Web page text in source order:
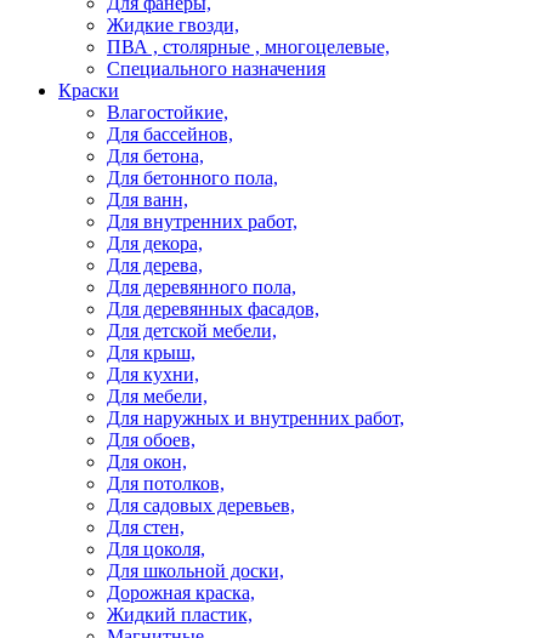
Жидкие гвозди,
ПВА , столярные , многоцелевые,
Специального назначения
Краски
Влагостойкие,
Для бассейнов,
Для бетона,
Для бетонного пола,
Для ванн,
Для внутренних работ,
Для декора,
Для дерева,
Для деревянного пола,
Для деревянных фасадов,
Для детской мебели,
Для крыш,
Для кухни,
Для мебели,
Для наружных и внутренних работ,
Для обоев,
Для окон,
Для потолков,
Для садовых деревьев,
Для стен,
Для цоколя,
Для школьной доски,
Дорожная краска,
Жидкий пластик,